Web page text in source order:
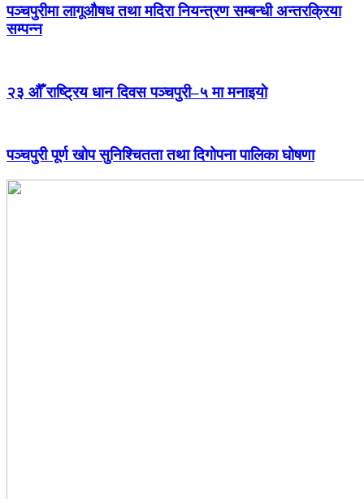
पञ्चपुरीमा लागूऔषध तथा मदिरा नियन्त्रण सम्बन्धी अन्तरक्रिया
सम्पन्न
२३ औँ राष्ट्रिय धान दिवस पञ्चपुरी–५ मा मनाइयाे
पञ्चपुरी पूर्ण खोप सुनिश्चितता तथा दिगोपना पालिका घोषणा